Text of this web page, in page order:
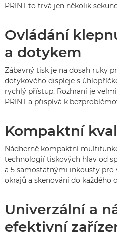
PRINT to trvá jen několik
Ovládání
a dotykem
Zábavný tisk je na dosah ruky
dotykového displeje s
rychlý přístup. Rozhraní je
PRINT a přispívá k
Kompaktní
Nádherně kompaktní
technologií tiskových hlav od
a 5 samostatnými inkousty pro
okrajů a skenování do každého
Univerzální a
efektivní